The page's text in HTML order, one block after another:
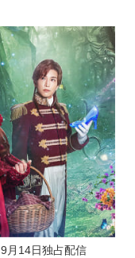
月14日独占配信